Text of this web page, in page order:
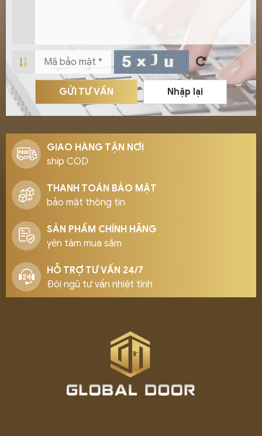
GỬI TƯ VẤN Nhập lại
GIAO HÀNG TẬN NƠI
ship COD
THANH TOÁN BẢO MẬT
bảo mật thông tin
SẢN PHẨM CHÍNH HÃNG
yên tâm mua sắm
HỖ TRỢ TƯ VẤN 24/7
Đội ngũ tư vấn nhiệt tình